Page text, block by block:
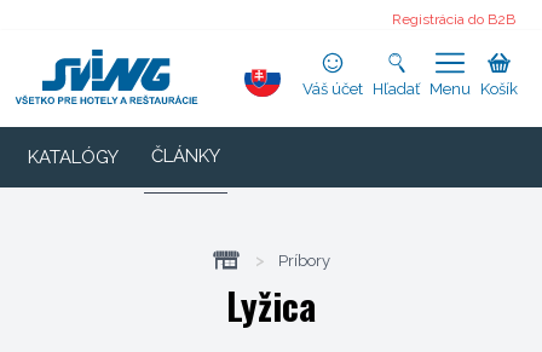
Registrácia do B2B
Váš účet Hľadať Menu Košík
KATALÓGY ČLÁNKY
> Príbory
Lyžica